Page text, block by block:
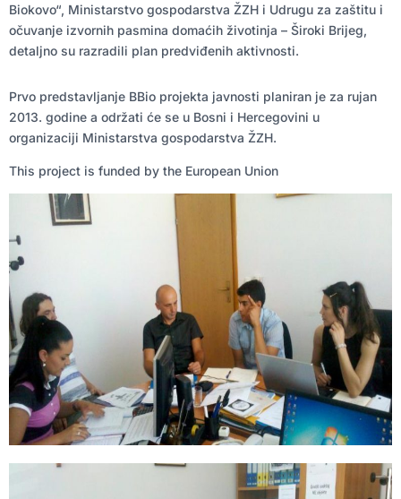
Biokovo“, Ministarstvo gospodarstva ŽZH i Udrugu za zaštitu i
očuvanje izvornih pasmina domaćih životinja – Široki Brijeg,
detaljno su razradili plan predviđenih aktivnosti.
Prvo predstavljanje BBio projekta javnosti planiran je za rujan
2013. godine a održati će se u Bosni i Hercegovini u
organizaciji Ministarstva gospodarstva ŽZH.
This project is funded by the European Union